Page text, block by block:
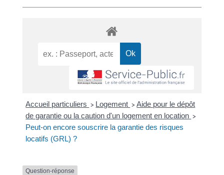
Accueil particuliers > Logement > Aide pour le dépôt
de garantie ou la caution d'un logement en location >
Peut-on encore souscrire la garantie des risques
locatifs (GRL) ?
Question-réponse